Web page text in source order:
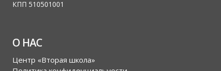
КПП 510501001
О НАС
Центр «Вторая школа»